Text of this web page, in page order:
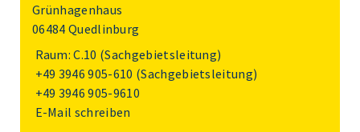
Grünhagenhaus
06484 Quedlinburg
Raum: C.10 (Sachgebietsleitung)
+49 3946 905-610 (Sachgebietsleitung)
+49 3946 905-9610
E-Mail schreiben